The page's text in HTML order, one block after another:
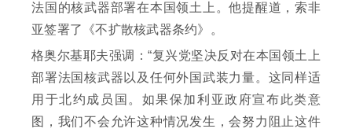
法国的核武器部署在本国领土上。他提醒道，索非
亚签署了《不扩散核武器条约》。
格奥尔基耶夫强调：“复兴党坚决反对在本国领土上
部署法国核武器以及任何外国武装力量。这同样适
用于北约成员国。如果保加利亚政府宣布此类意
图，我们不会允许这种情况发生，会努力阻止这件